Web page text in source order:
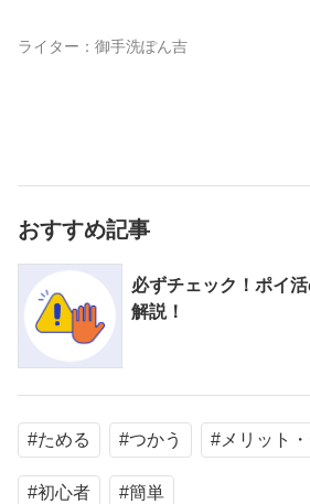
ライター： 御手洗ぽん吉
おすすめ記事
必ずチェック！ポイ
解説！
#ためる #つかう #メリット
#初心者 #簡単